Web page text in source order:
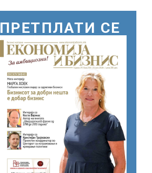
бележат пониски цени
ПРЕТПЛАТИ СЕ